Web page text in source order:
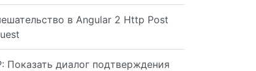
в Angular 2 Http Post
Показать диалог подтверждения